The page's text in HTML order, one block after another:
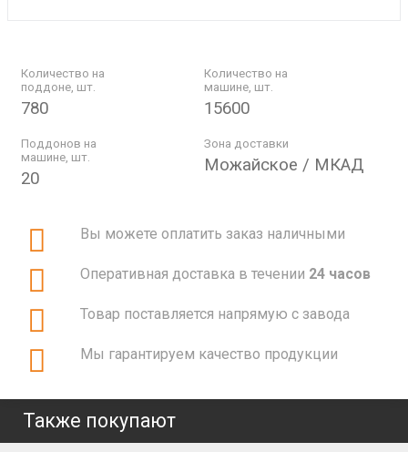
Количество на
поддоне, шт.
780
Количество на
машине, шт.
15600
Поддонов на
машине, шт.
20
Зона доставки
Можайское / МКАД
Вы можете оплатить заказ наличными
Оперативная доставка в течении 24 часов
Товар поставляется напрямую с завода
Мы гарантируем качество продукции
Также покупают